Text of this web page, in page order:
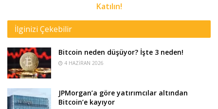
Katılın!
İlginizi Çekebilir
Bitcoin neden düşüyor? İşte 3 neden!
4 HAZIRAN 2026
JPMorgan’a göre yatırımcılar altından
Bitcoin’e kayıyor